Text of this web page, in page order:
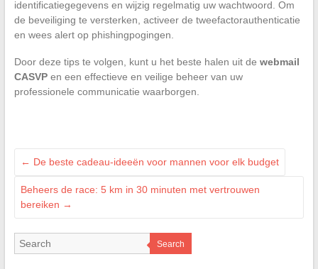
identificatiegegevens en wijzig regelmatig uw wachtwoord. Om
de beveiliging te versterken, activeer de tweefactorauthenticatie
en wees alert op phishingpogingen.
Door deze tips te volgen, kunt u het beste halen uit de webmail
CASVPen een effectieve en veilige beheer van uw
professionele communicatie waarborgen.
← De beste cadeau-ideeën voor mannen voor elk budget
Beheers de race: 5 km in 30 minuten met vertrouwen
bereiken →
Search